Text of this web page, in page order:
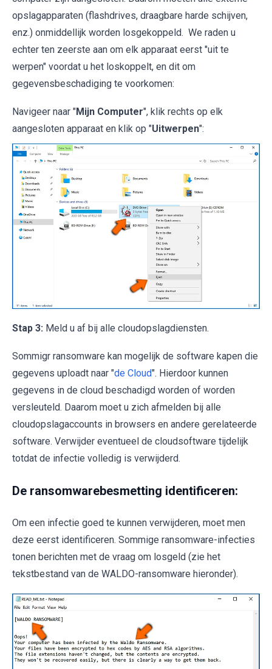
opslagapparaten (flashdrives, draagbare harde schijven,
enz.) onmiddellijk worden losgekoppeld. We raden u
echter ten zeerste aan om elk apparaat eerst "uit te
werpen" voordat u het loskoppelt, en dit om
gegevensbeschadiging te voorkomen:
Navigeer naar "Mijn Computer", klik rechts op elk
aangesloten apparaat en klik op "Uitwerpen":
Stap 3: Meld u af bij alle cloudopslagdiensten.
Sommigr ransomware kan mogelijk de software kapen die
gegevens uploadt naar "de Cloud". Hierdoor kunnen
gegevens in de cloud beschadigd worden of worden
versleuteld. Daarom moet u zich afmelden bij alle
cloudopslagaccounts in browsers en andere gerelateerde
software. Verwijder eventueel de cloudsoftware tijdelijk
totdat de infectie volledig is verwijderd.
De ransomwarebesmetting identificeren:
Om een infectie goed te kunnen verwijderen, moet men
deze eerst identificeren. Sommige ransomware-infecties
tonen berichten met de vraag om losgeld (zie het
tekstbestand van de WALDO-ransomware hieronder).